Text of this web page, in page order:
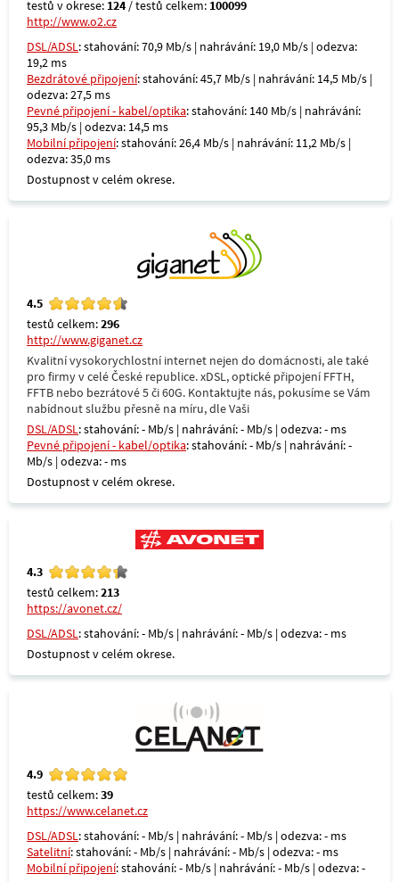
testů v okrese: 124 / testů celkem: 100099
http://www.o2.cz
DSL/ADSL: stahování: 70,9 Mb/s | nahrávání: 19,0 Mb/s | odezva:
19,2 ms
Bezdrátové připojení: stahování: 45,7 Mb/s | nahrávání: 14,5 Mb/s |
odezva: 27,5 ms
Pevné připojení - kabel/optika: stahování: 140 Mb/s | nahrávání:
95,3 Mb/s | odezva: 14,5 ms
Mobilní připojení: stahování: 26,4 Mb/s | nahrávání: 11,2 Mb/s |
odezva: 35,0 ms
Dostupnost v celém okrese.
4.5
testů celkem:296
http://www.giganet.cz
Kvalitní vysokorychlostní internet nejen do domácnosti, ale také
pro firmy v celé České republice. xDSL, optické připojení FFTH,
FFTB nebo bezrátové 5 či 60G. Kontaktujte nás, pokusíme se Vám
nabídnout službu přesně na míru, dle Vaši
DSL/ADSL: stahování: - Mb/s | nahrávání: - Mb/s | odezva: - ms
Pevné připojení - kabel/optika: stahování: - Mb/s | nahrávání: -
Mb/s | odezva: - ms
Dostupnost v celém okrese.
4.3
testů celkem:213
https://avonet.cz/
DSL/ADSL: stahování: - Mb/s | nahrávání: - Mb/s | odezva: - ms
Dostupnost v celém okrese.
4.9
testů celkem:39
https://www.celanet.cz
DSL/ADSL: stahování: - Mb/s | nahrávání: - Mb/s | odezva: - ms
Satelitní: stahování: - Mb/s | nahrávání: - Mb/s | odezva: - ms
Mobilní připojení: stahování: - Mb/s | nahrávání: - Mb/s | odezva: -